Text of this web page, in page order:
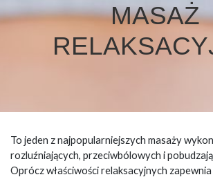
MASAŻ
To jeden z najpopularniejszych masaży
rozluźniających, przeciwbólowych i
Oprócz właściwości relaksacyjnych